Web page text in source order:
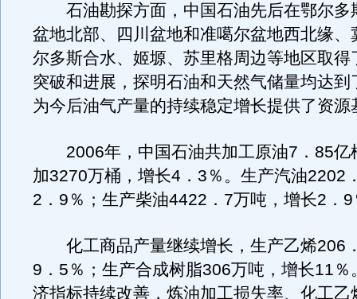
石油勘探方面，中国石油先后在鄂尔多
盆地北部、四川盆地和准噶尔盆地西北缘、
尔多斯合水、姬塬、苏里格周边等地区取得
突破和进展，探明石油和天然气储量均达到
为今后油气产量的持续稳定增长提供了资源
2006年，中国石油共加工原油7．85亿
加3270万桶，增长4．3％。生产汽油2202
2．9％；生产柴油4422．7万吨，增长2．9
化工商品产量继续增长，生产乙烯206
9．5％；生产合成树脂306万吨，增长11％
济指标持续改善，炼油加工损失率、化工乙